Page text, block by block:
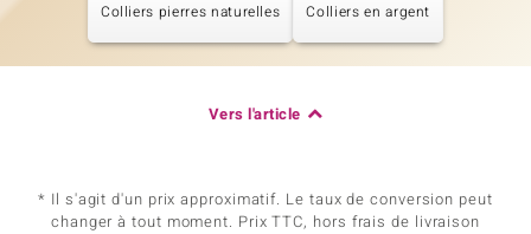
Colliers pierres naturelles Colliers en argent
Vers l'article
* Il s'agit d'un prix approximatif. Le taux de conversion peut
changer à tout moment. Prix TTC, hors frais de livraison